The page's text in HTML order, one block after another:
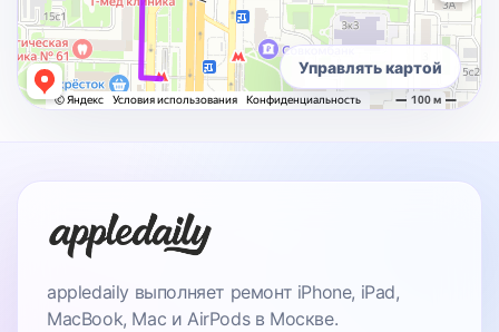
Управлять картой
appledaily выполняет ремонт iPhone, iPad,
MacBook, Mac и AirPods в Москве.